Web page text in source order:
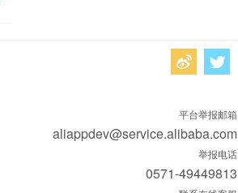
平台举报邮箱
aliappdev@service.alibaba.com
举报电话
0571-49449813